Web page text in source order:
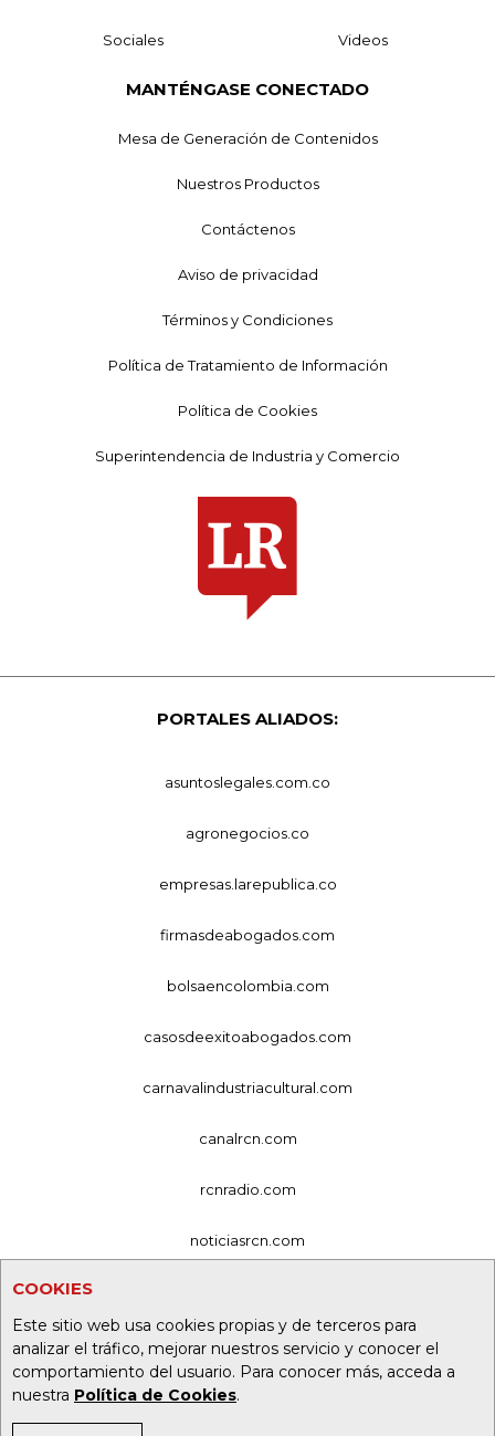
COOKIES
Este sitio web usa cookies propias y de terceros para
analizar el tráfico, mejorar nuestros servicio y conocer el
comportamiento del usuario. Para conocer más, acceda a
nuestra Política de Cookies.
Sociales Videos
MANTÉNGASE CONECTADO
Mesa de Generación de Contenidos
Nuestros Productos
Contáctenos
Aviso de privacidad
Términos y Condiciones
Política de Tratamiento de Información
Política de Cookies
Superintendencia de Industria y Comercio
PORTALES ALIADOS:
asuntoslegales.com.co
agronegocios.co
empresas.larepublica.co
firmasdeabogados.com
bolsaencolombia.com
casosdeexitoabogados.com
carnavalindustriacultural.com
canalrcn.com
rcnradio.com
noticiasrcn.com
alerta.com.co
deportesrcn.com